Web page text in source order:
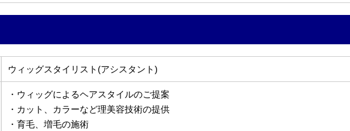
ウィッグスタイリスト(アシスタント)
・ウィッグによるヘアスタイルのご提案
・カット、カラーなど理美容技術の提供
・育毛、増毛の施術